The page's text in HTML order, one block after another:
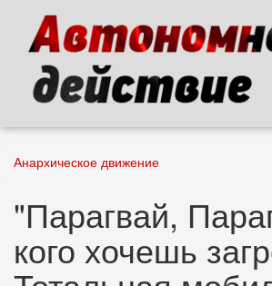
основному
содержанию
Анархическое движение
"Парагвай,
кого хочешь